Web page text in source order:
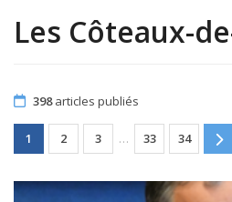
Les Côteaux-
398articles publiés
1 2 3 … 33 34